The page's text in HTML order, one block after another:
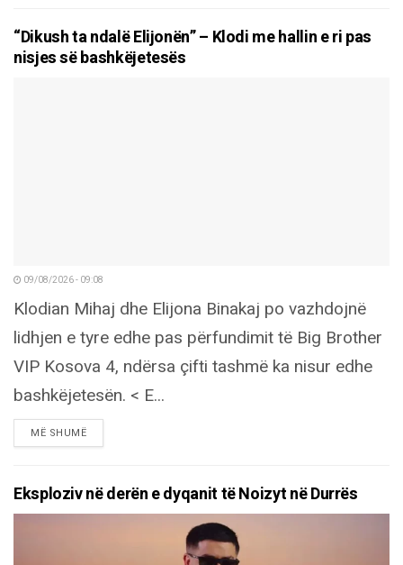
“Dikush ta ndalë Elijonën” – Klodi me hallin e ri pas
nisjes së bashkëjetesës
09/08/2026 - 09:08
Klodian Mihaj dhe Elijona Binakaj po vazhdojnë
lidhjen e tyre edhe pas përfundimit të Big Brother
VIP Kosova 4, ndërsa çifti tashmë ka nisur edhe
bashkëjetesën. < E...
MË SHUMËDETAILS
Eksploziv në derën e dyqanit të Noizyt në Durrës